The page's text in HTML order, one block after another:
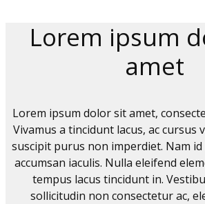
Lorem ipsum
amet
Lorem ipsum dolor sit amet,
Vivamus a tincidunt lacus, ac cursus
suscipit purus non imperdiet. Nam
accumsan iaculis. Nulla eleifend
tempus lacus tincidunt in.
sollicitudin non consectetur ac,